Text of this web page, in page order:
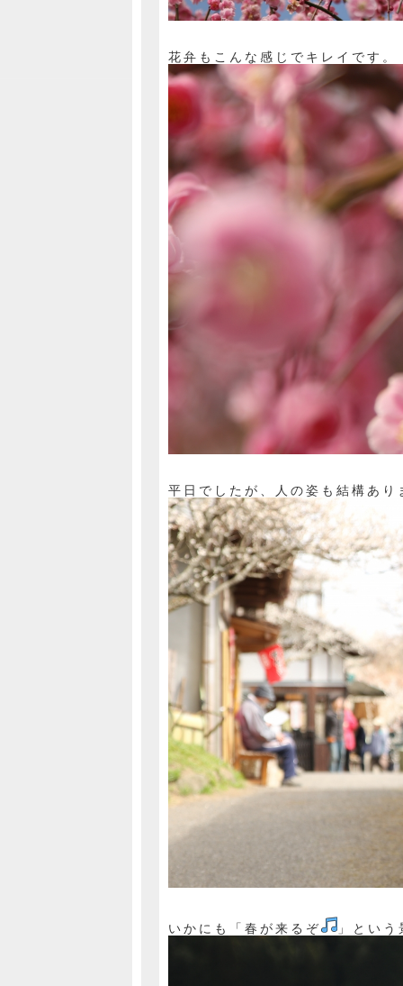
花弁もこんな感じでキレイです。
平日でしたが、人の姿も結構あり
いかにも「春が来るぞ 」とい